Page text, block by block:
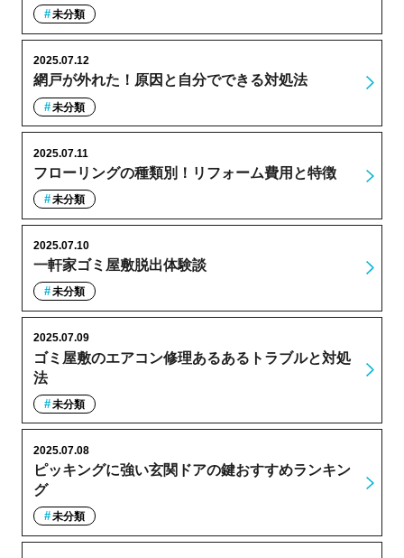
未分類
網戸が外れた！原因と自分でできる対処法
2025.07.12
未分類
フローリングの種類別！リフォーム費用と特徴
2025.07.11
未分類
一軒家ゴミ屋敷脱出体験談
2025.07.10
未分類
ゴミ屋敷のエアコン修理あるあるトラブルと対処
法
2025.07.09
未分類
ピッキングに強い玄関ドアの鍵おすすめランキン
グ
2025.07.08
未分類